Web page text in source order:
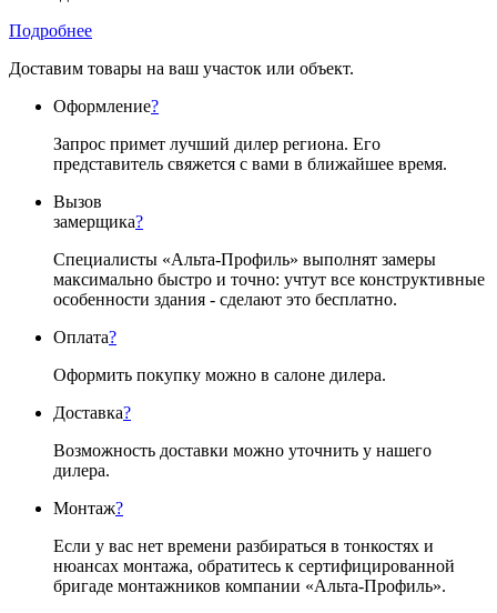
Подробнее
Доставим товары на ваш участок или объект.
Оформление?
Запрос примет лучший дилер региона. Его
представитель свяжется с вами в ближайшее время.
Вызов
замерщика?
Специалисты «Альта-Профиль» выполнят замеры
максимально быстро и точно: учтут все конструктивные
особенности здания - сделают это бесплатно.
Оплата?
Оформить покупку можно в салоне дилера.
Доставка?
Возможность доставки можно уточнить у нашего
дилера.
Монтаж?
Если у вас нет времени разбираться в тонкостях и
нюансах монтажа, обратитесь к сертифицированной
бригаде монтажников компании «Альта-Профиль».